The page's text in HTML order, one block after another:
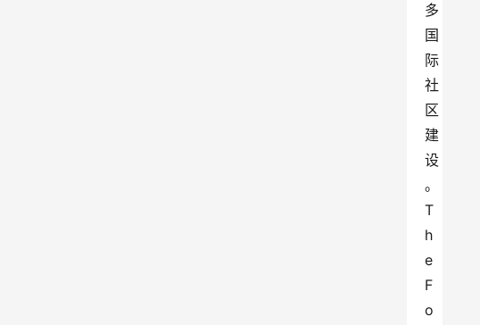
多
国
际
社
区
建
设
。
T
h
e
F
o